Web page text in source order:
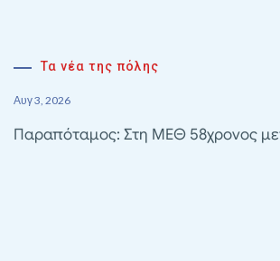
Τα νέα της πόλης
Αυγ 3, 2026
Παραπόταμος: Στη ΜΕΘ 58χρονος